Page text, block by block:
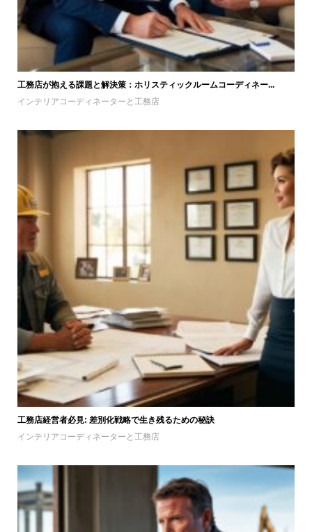
工務店が抱える課題と解決策：ホリスティックルームコーディネー...
インテリアコーディネーターと工務店
工務店経営者必見: 差別化戦略で生き残るための秘訣
インテリアコーディネーターと工務店